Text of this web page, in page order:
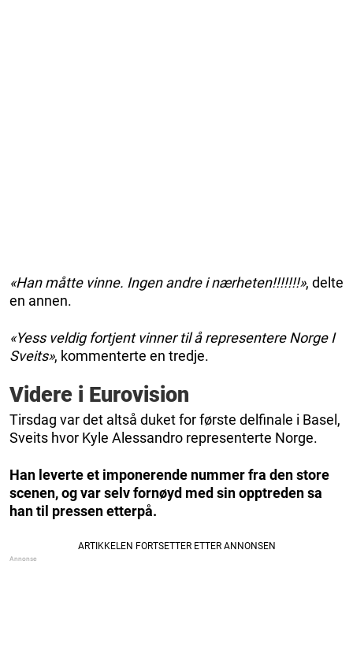
«Han måtte vinne. Ingen andre i nærheten!!!!!!!», delte
en annen.
«Yess veldig fortjent vinner til å representere Norge I
Sveits», kommenterte en tredje.
Videre i Eurovision
Tirsdag var det altså duket for første delfinale i Basel,
Sveits hvor Kyle Alessandro representerte Norge.
Han leverte et imponerende nummer fra den store
scenen, og var selv fornøyd med sin opptreden sa
han til pressen etterpå.